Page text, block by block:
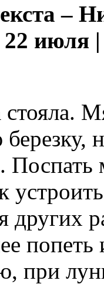
–
июля
стояла.
при